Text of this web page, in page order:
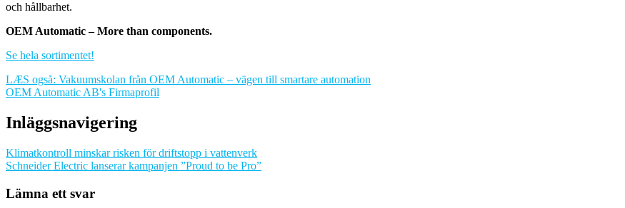
och hållbarhet.
OEM Automatic – More than components.
Se hela sortimentet!
LÆS også: Vakuumskolan från OEM Automatic – vägen till smartare automation
OEM Automatic AB's Firmaprofil
Inläggsnavigering
Klimatkontroll minskar risken för driftstopp i vattenverk
Schneider Electric lanserar kampanjen ”Proud to be Pro”
Lämna ett svar